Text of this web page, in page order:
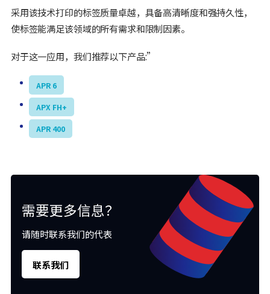
采用该技术打印的标签质量卓越，具备高清晰度和强持久性，
使标签能满足该领域的所有需求和限制因素。
对于这一应用，我们推荐以下产品:”
APR 6
APX FH+
APR 400
需要更多信息？
请随时联系我们的代表
联系我们